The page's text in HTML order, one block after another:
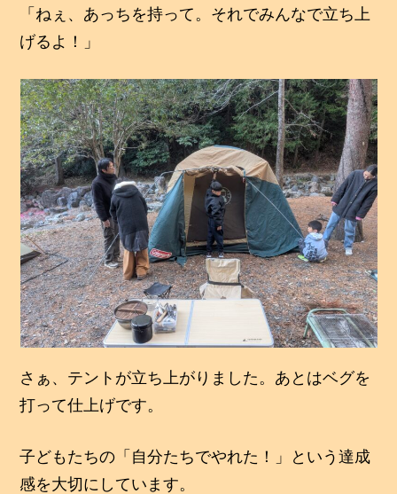
「ねぇ、あっちを持って。それでみんなで立ち上
げるよ！」
さぁ、テントが立ち上がりました。あとはベグを
打って仕上げです。
子どもたちの「自分たちでやれた！」という達成
感を大切にしています。